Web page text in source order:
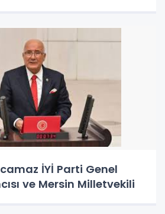
İYİ Parti Genel
ve Mersin Milletvekili